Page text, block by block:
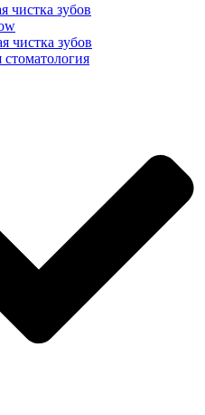
чистка зубов
чистка зубов
стоматология